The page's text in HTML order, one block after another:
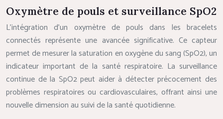
Oxymètre de pouls et surveillance SpO2
L’intégration d’un oxymètre de pouls dans les bracelets
connectés représente une avancée significative. Ce capteur
permet de mesurer la saturation en oxygène du sang (SpO2), un
indicateur important de la santé respiratoire. La surveillance
continue de la SpO2 peut aider à détecter précocement des
problèmes respiratoires ou cardiovasculaires, offrant ainsi une
nouvelle dimension au suivi de la santé quotidienne.